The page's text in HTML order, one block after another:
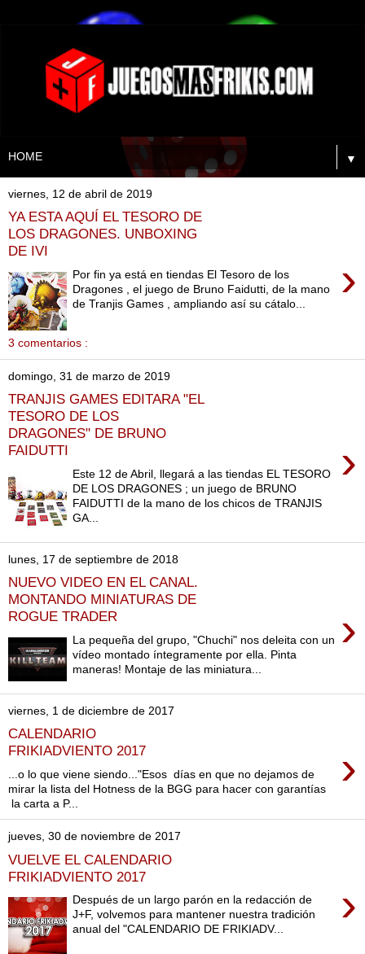
▼
viernes, 12 de abril de 2019
YA ESTA AQUÍ EL TESORO DE
LOS DRAGONES. UNBOXING
DE IVI
›
Por fin ya está en tiendas El Tesoro de los
Dragones , el juego de Bruno Faidutti, de la mano
de Tranjis Games , ampliando así su cátalo...
3 comentarios :
domingo, 31 de marzo de 2019
TRANJIS GAMES EDITARA "EL
TESORO DE LOS
DRAGONES" DE BRUNO
FAIDUTTI
›
Este 12 de Abril, llegará a las tiendas EL TESORO
DE LOS DRAGONES ; un juego de BRUNO
FAIDUTTI de la mano de los chicos de TRANJIS
GA...
lunes, 17 de septiembre de 2018
NUEVO VIDEO EN EL CANAL.
MONTANDO MINIATURAS DE
ROGUE TRADER
›
La pequeña del grupo, "Chuchi" nos deleita con un
vídeo montado íntegramente por ella. Pinta
maneras! Montaje de las miniatura...
viernes, 1 de diciembre de 2017
CALENDARIO
FRIKIADVIENTO 2017
›
...o lo que viene siendo..."Esos días en que no dejamos de
mirar la lista del Hotness de la BGG para hacer con garantías
la carta a P...
jueves, 30 de noviembre de 2017
VUELVE EL CALENDARIO
FRIKIADVIENTO 2017
›
Después de un largo parón en la redacción de
J+F, volvemos para mantener nuestra tradición
anual del "CALENDARIO DE FRIKIADV...